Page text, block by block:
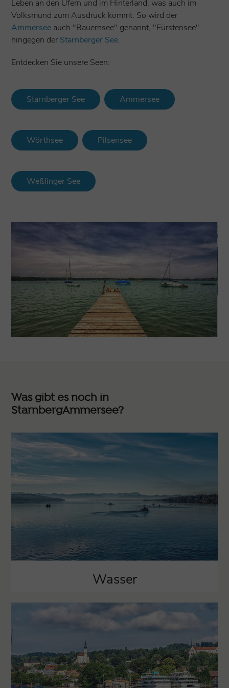
Leben an den Ufern und im Hinterland, was auch im
Volksmund zum Ausdruck kommt. So wird der
Ammersee auch "Bauernsee" genannt, "Fürstensee"
hingegen der Starnberger See.
Entdecken Sie unsere Seen:
Starnberger See Ammersee
Wörthsee Pilsensee
Weßlinger See
Was gibt es noch in
StarnbergAmmersee?
Wasser